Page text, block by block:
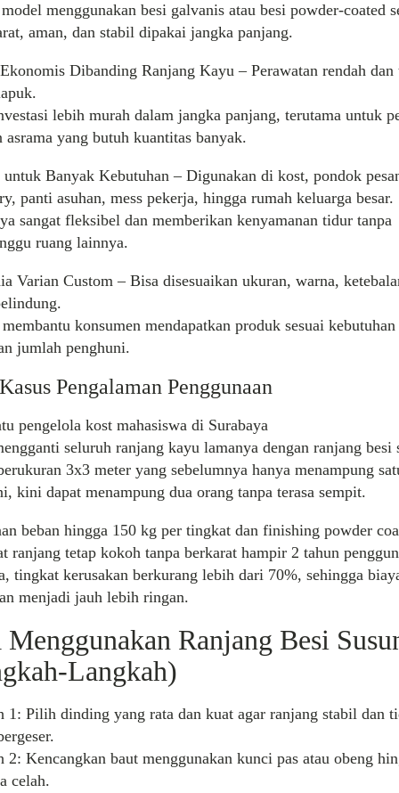
menggunakan besi galvanis atau besi powder-coated
aman, dan stabil dipakai jangka panjang.
Ekonomis Dibanding Ranjang Kayu – Perawatan rendah
lebih murah dalam jangka panjang, terutama untuk
asrama yang butuh kuantitas banyak.
untuk Banyak Kebutuhan – Digunakan di kost, pondok
panti asuhan, mess pekerja, hingga rumah keluarga besar.
sangat fleksibel dan memberikan kenyamanan tidur tanpa
ruang lainnya.
Varian Custom – Bisa disesuaikan ukuran, warna,
konsumen mendapatkan produk sesuai kebutuhan
jumlah penghuni.
Pengalaman Penggunaan
pengelola kost mahasiswa di Surabaya
seluruh ranjang kayu lamanya dengan ranjang besi
3x3 meter yang sebelumnya hanya menampung
kini dapat menampung dua orang tanpa terasa sempit.
beban hingga 150 kg per tingkat dan finishing powder
ranjang tetap kokoh tanpa berkarat hampir 2 tahun
tingkat kerusakan berkurang lebih dari 70%, sehingga
menjadi jauh lebih ringan.
Menggunakan Ranjang Besi
Langkah)
1: Pilih dinding yang rata dan kuat agar ranjang stabil dan
2: Kencangkan baut menggunakan kunci pas atau obeng
celah.